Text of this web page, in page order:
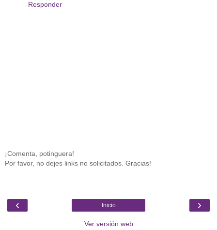
Responder
¡Comenta, potinguera!
Por favor, no dejes links no solicitados. Gracias!
‹ ›
Inicio
Ver versión web